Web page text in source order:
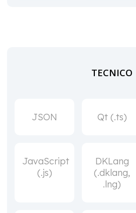
TECNICO
JSON Qt (.ts)
JavaScript
(.js)
DKLang
(.dklang,
.lng)